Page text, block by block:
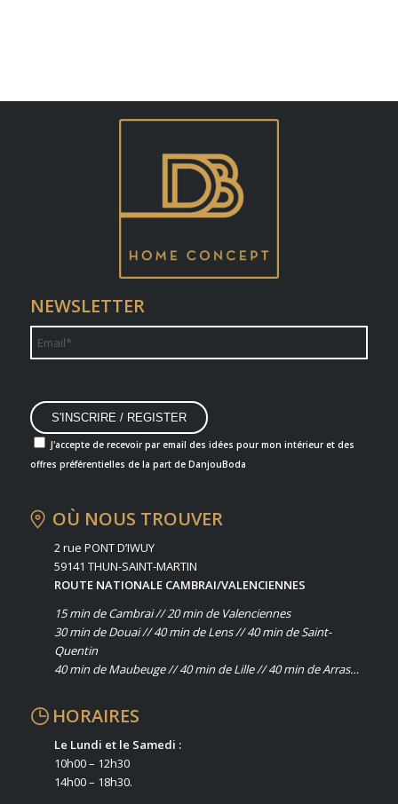
NEWSLETTER
J'accepte de recevoir par email des idées pour mon intérieur et des
offres préférentielles de la part de DanjouBoda
OÙ NOUS TROUVER
2 rue PONT D’IWUY
59141 THUN-SAINT-MARTIN
ROUTE NATIONALE CAMBRAI/VALENCIENNES
15 min de Cambrai // 20 min de Valenciennes
30 min de Douai // 40 min de Lens // 40 min de Saint-
Quentin
40 min de Maubeuge // 40 min de Lille // 40 min de Arras…
HORAIRES
Le Lundi et le Samedi :
10h00 – 12h30
14h00 – 18h30.